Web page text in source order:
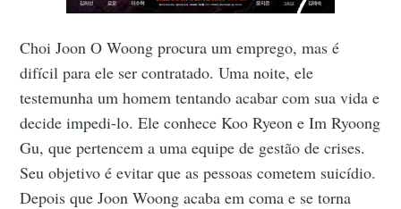
Choi Joon O Woong procura um emprego, mas é
difícil para ele ser contratado. Uma noite, ele
testemunha um homem tentando acabar com sua vida e
decide impedi-lo. Ele conhece Koo Ryeon e Im Ryoong
Gu, que pertencem a uma equipe de gestão de crises.
Seu objetivo é evitar que as pessoas cometem suicídio.
Depois que Joon Woong acaba em coma e se torna